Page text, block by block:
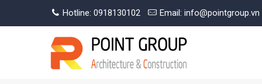
Hotline: 0918130102 Email: info@pointgroup.vn